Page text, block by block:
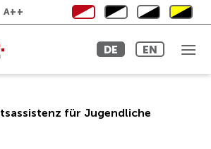
A++
DE EN
für Jugendliche